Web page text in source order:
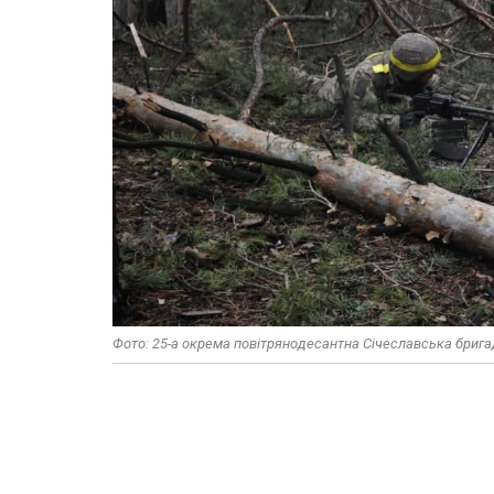
Фото: 25-а окрема повітрянодесантна Січеславська